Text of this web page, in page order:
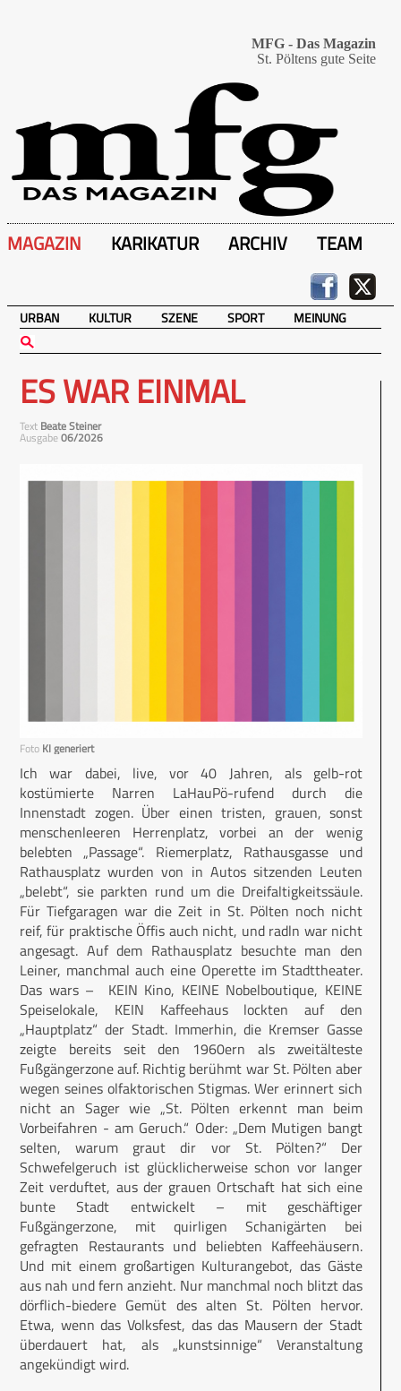
MFG - Das Magazin
St. Pöltens gute Seite
MAGAZIN KARIKATUR ARCHIV TEAM
URBAN KULTUR SZENE SPORT MEINUNG
ES WAR EINMAL
Text Beate Steiner
Ausgabe06/2026
Foto KI generiert
Ich war dabei, live, vor 40 Jahren, als gelb-rot
kostümierte Narren LaHauPö-rufend durch die
Innenstadt zogen. Über einen tristen, grauen, sonst
menschenleeren Herrenplatz, vorbei an der wenig
belebten „Passage“. Riemerplatz, Rathausgasse und
Rathausplatz wurden von in Autos sitzenden Leuten
„belebt“, sie parkten rund um die Dreifaltigkeitssäule.
Für Tiefgaragen war die Zeit in St. Pölten noch nicht
reif, für praktische Öffis auch nicht, und radln war nicht
angesagt. Auf dem Rathausplatz besuchte man den
Leiner, manchmal auch eine Operette im Stadttheater.
Das wars – KEIN Kino, KEINE Nobelboutique, KEINE
Speiselokale, KEIN Kaffeehaus lockten auf den
„Hauptplatz“ der Stadt. Immerhin, die Kremser Gasse
zeigte bereits seit den 1960ern als zweitälteste
Fußgängerzone auf. Richtig berühmt war St. Pölten aber
wegen seines olfaktorischen Stigmas. Wer erinnert sich
nicht an Sager wie „St. Pölten erkennt man beim
Vorbeifahren - am Geruch.“ Oder: „Dem Mutigen bangt
selten, warum graut dir vor St. Pölten?“ Der
Schwefelgeruch ist glücklicherweise schon vor langer
Zeit verduftet, aus der grauen Ortschaft hat sich eine
bunte Stadt entwickelt – mit geschäftiger
Fußgängerzone, mit quirligen Schanigärten bei
gefragten Restaurants und beliebten Kaffeehäusern.
Und mit einem großartigen Kulturangebot, das Gäste
aus nah und fern anzieht. Nur manchmal noch blitzt das
dörflich-biedere Gemüt des alten St. Pölten hervor.
Etwa, wenn das Volksfest, das das Mausern der Stadt
überdauert hat, als „kunstsinnige“ Veranstaltung
angekündigt wird.